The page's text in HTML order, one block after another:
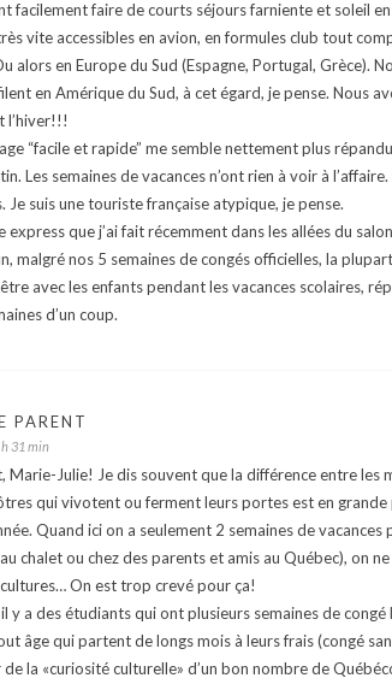
facilement faire de courts séjours farniente et soleil
vite accessibles en avion, en formules club tout
alors en Europe du Sud (Espagne, Portugal, Grèce).
en Amérique du Sud, à cet égard, je pense. Nous
l’hiver!!!
“facile et rapide” me semble nettement plus
Les semaines de vacances n’ont rien à voir à
Je suis une touriste française atypique, je pense.
express que j’ai fait récemment dans les allées du
malgré nos 5 semaines de congés officielles, la
avec les enfants pendant les vacances scolaires,
d’un coup.
PARENT
31 min
Marie-Julie! Je dis souvent que la différence entre les
qui vivotent ou ferment leurs portes est en
Quand ici on a seulement 2 semaines de
chalet ou chez des parents et amis au Québec), on
On est trop crevé pour ça!
y a des étudiants qui ont plusieurs semaines de
âge qui partent de longs mois à leurs frais (congé
la «curiosité culturelle» d’un bon nombre de